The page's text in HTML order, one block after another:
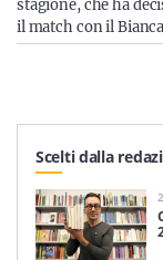
Resta sempre
Iscriviti
stagione, che ha
il match con il
Scelti dalla
2